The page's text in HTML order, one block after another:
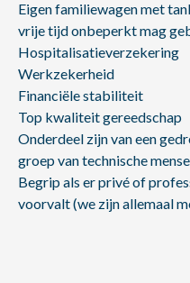
Eigen familiewagen met
vrije tijd onbeperkt mag
Hospitalisatieverzekering
Werkzekerheid
Financiële stabiliteit
Top kwaliteit gereedschap
Onderdeel zijn van een
groep van technische
Begrip als er privé of
voorvalt (we zijn allemaal